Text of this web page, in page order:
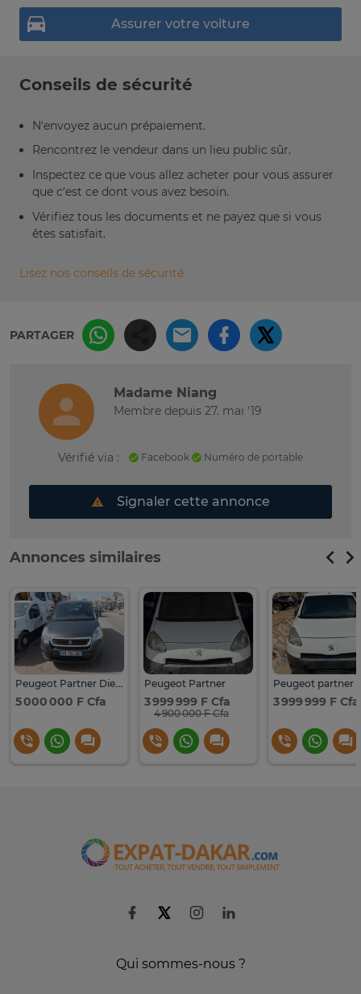
Assurer votre voiture
Conseils de sécurité
N’envoyez aucun prépaiement.
Rencontrez le vendeur dans un lieu public sûr.
Inspectez ce que vous allez acheter pour vous assurer
que c’est ce dont vous avez besoin.
Vérifiez tous les documents et ne payez que si vous
êtes satisfait.
Lisez nos conseils de sécurité
PARTAGER
Madame Niang
Membre depuis 27. mai '19
Vérifié via : Facebook Numéro de portable
Signaler cette annonce
Annonces similaires
Peugeot Partner Diesel 5 portes Gris foncé
5 000 000 F Cfa
Peugeot Partner
3 999 999 F Cfa
4 900 000 F Cfa
Peugeot partner
3 999 999 F Cfa
Qui sommes-nous ?